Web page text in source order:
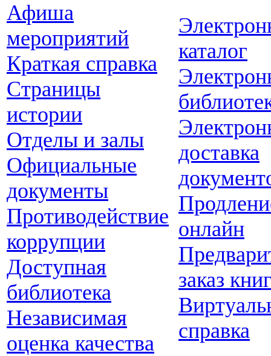
Афиша
мероприятий
Краткая справка
Страницы
истории
Отделы и залы
Официальные
документы
Противодействие
коррупции
Доступная
библиотека
Независимая
оценка качества
каталог
доставка
онлайн
заказ
справка